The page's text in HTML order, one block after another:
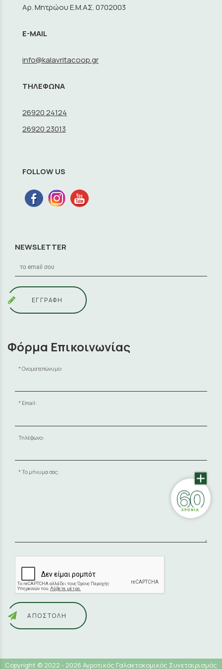
Αρ. Μητρώου Ε.Μ.ΑΣ. 0702003
E-MAIL
info@kalavritacoop.gr
ΤΗΛΕΦΩΝΑ
26920 24124
26920 23013
FOLLOW US
NEWSLETTER
ΕΓΓΡΑΦΗ
Φόρμα Επικοινωνίας
Ονοματεπώνυμο:
Email:
Τηλέφωνο:
Το μήνυμα σας:
ΑΠΟΣΤΟΛΉ
Copyright © 2022 - 2026 Αγροτικός Γαλακτοκομικός Συνεταιρισμός